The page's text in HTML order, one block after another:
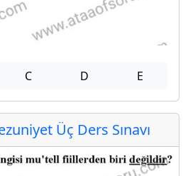
C D E
Üç Ders Sınavı